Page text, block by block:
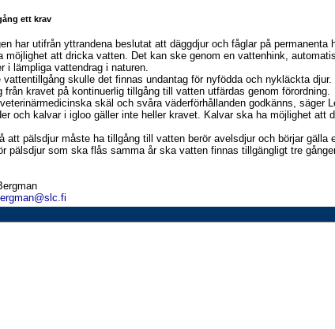
ett krav
har utifrån yttrandena beslutat att däggdjur och fåglar på permanenta
möjlighet att dricka vatten. Det kan ske genom en vattenhink,
i lämpliga vattendrag i naturen.
vattentillgång skulle det finnas undantag för nyfödda och nykläckta
från kravet på kontinuerlig tillgång till vatten utfärdas genom förordning.
skäl och svåra väderförhållanden godkänns, säger
och kalvar i igloo gäller inte heller kravet. Kalvar ska ha möjlighet att
att pälsdjur måste ha tillgång till vatten berör avelsdjur och börjar gälla
pälsdjur som ska flås samma år ska vatten finnas tillgängligt tre